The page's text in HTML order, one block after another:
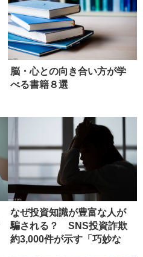
脳・心との向き合い方が学
べる書籍８選
なぜ投資知識が豊富な人が
騙される？ SNS投資詐欺
約3,000件が示す「巧妙な